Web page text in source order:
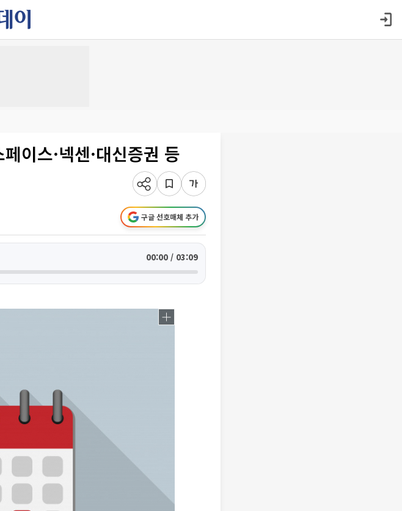
이스·넥센·대신증권 등
구글 선호매체 추가
00:00 / 03:09